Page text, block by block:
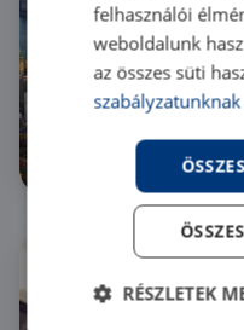
év
felhasználói
weboldalunk
az összes süti
RÉSZLETEK